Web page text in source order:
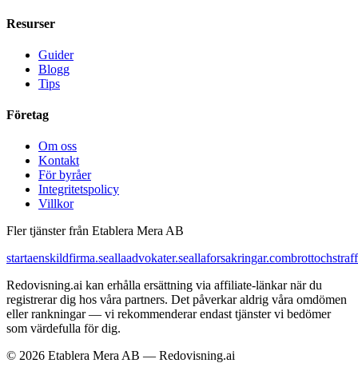
Resurser
Guider
Blogg
Tips
Företag
Om oss
Kontakt
För byråer
Integritetspolicy
Villkor
Fler tjänster från Etablera Mera AB
startaenskildfirma.seallaadvokater.seallaforsakringar.com
Redovisning.ai kan erhålla ersättning via affiliate-länkar när du
registrerar dig hos våra partners. Det påverkar aldrig våra omdömen
eller rankningar — vi rekommenderar endast tjänster vi bedömer
som värdefulla för dig.
© 2026 Etablera Mera AB — Redovisning.ai